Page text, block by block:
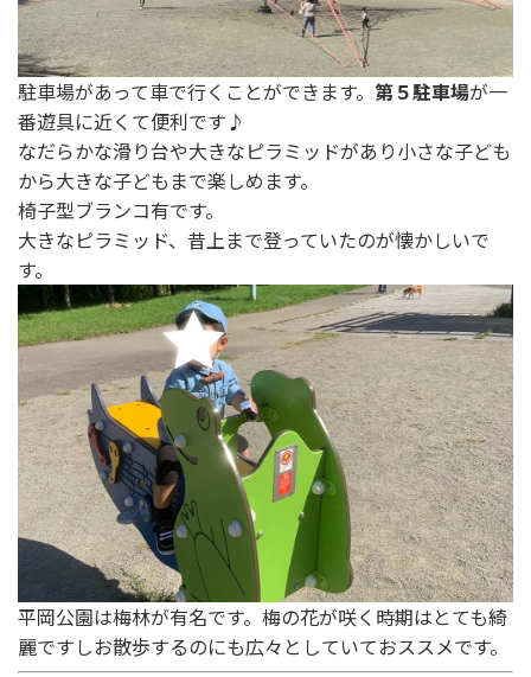
駐車場があって車で行くことができます。 第５駐車場が一
番遊具に近くて便利です♪
なだらかな滑り台や大きなピラミッドがあり小さな子ども
から大きな子どもまで楽しめます。
椅子型ブランコ有です。
大きなピラミッド、昔上まで登っていたのが懐かしいで
す。
平岡公園は梅林が有名です。梅の花が咲く時期はとても綺
麗ですしお散歩するのにも広々としていておススメです。